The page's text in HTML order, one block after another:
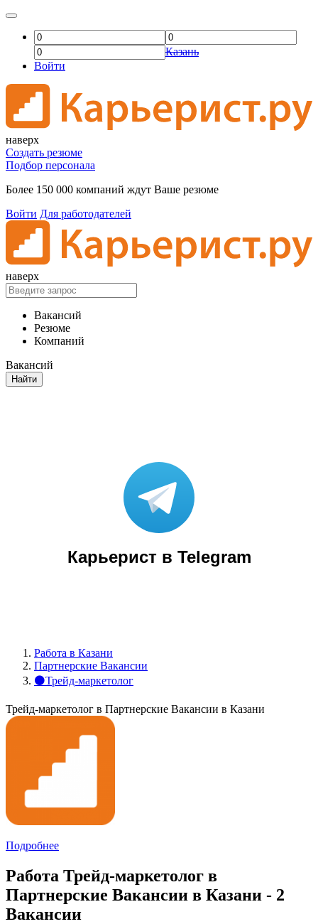
Казань
Войти
наверх
Создать резюме
Подбор персонала
Более 150 000 компаний ждут Ваше резюме
Войти Для работодателей
наверх
Вакансий
Резюме
Компаний
Вакансий
Найти
Карьерист в Telegram
Работа в Казани
Партнерские Вакансии
⚫Трейд-маркетолог
Трейд-маркетолог в Партнерские Вакансии в Казани
Подробнее
Работа Трейд-маркетолог в
Партнерские Вакансии в Казани - 2
Вакансии